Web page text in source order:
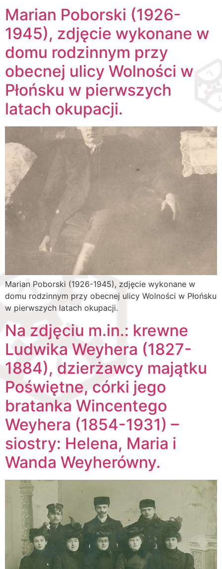
Marian Poborski (1926-
1945), zdjęcie wykonane w
domu rodzinnym przy
obecnej ulicy Wolności w
Płońsku w pierwszych
latach okupacji.
Marian Poborski (1926-1945), zdjęcie wykonane w
domu rodzinnym przy obecnej ulicy Wolności w Płońsku
w pierwszych latach okupacji.
Na zdjęciu m.in.: krewne
Ludwika Weyhera (1827-
1884), dzierżawcy majątku
Poświętne, córki jego
bratanka Wincentego
Weyhera (1854-1931) –
siostry: Helena, Maria i
Wanda Weyherówny.